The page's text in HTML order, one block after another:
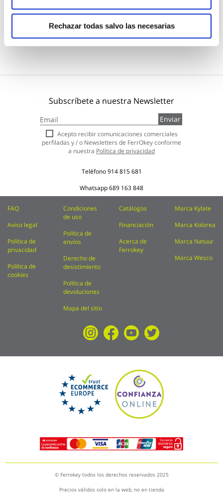
Rechazar todas salvo las necesarias
Añadir al carrito
Subscríbete a nuestra Newsletter
a
nuestro
boletín
de
Enviar
Acepto recibir comunicaciones comerciales
perfiladas y / o Newsletters de FerrOkey conforme
a nuestra Política de privacidad
Teléfono914 815 681
Whatsapp689 163 848
FAQ
Aviso legal
Política de
privacidad
Política de
cookies
Condiciones
de uso
Política de
envíos
Derecho de
desistimiento
Política de
devoluciones
Mapa del sitio
Catálogos
Financiación
Acerca de
Ferrokey
Marca Kylate
Marca Kolorea
Marca Natuur
Marca Wesco
© Ferrokey todos los derechos reservados 2025
Precios válidos solo en la web, no en tienda